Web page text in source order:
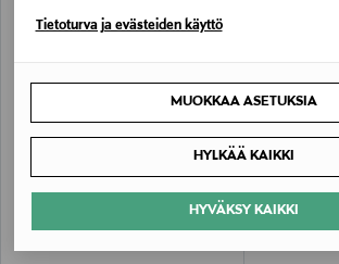
Tietoturva ja evästeiden käyttö
MUOKKAA ASETUKSIA
HYLKÄÄ KAIKKI
HYVÄKSY KAIKKI
Original Price
2,00 €
Deo-pohjalliset
Original Price
3,90 €